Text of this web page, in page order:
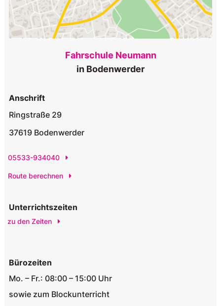
Fahrschule Neumann
in Bodenwerder
Anschrift
Ringstraße 29
37619 Bodenwerder
05533-934040
Route berechnen
Unterrichtszeiten
zu den Zeiten
Bürozeiten
Mo. – Fr.: 08:00 – 15:00 Uhr
sowie zum Blockunterricht